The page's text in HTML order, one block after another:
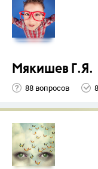
Мякишев Г.Я.
88 вопросов